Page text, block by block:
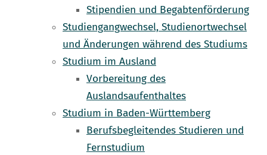
Stipendien und Begabtenförderung
Studiengangwechsel, Studienortwechsel
und Änderungen während des Studiums
Studium im Ausland
Vorbereitung des
Auslandsaufenthaltes
Studium in Baden-Württemberg
Berufsbegleitendes Studieren und
Fernstudium